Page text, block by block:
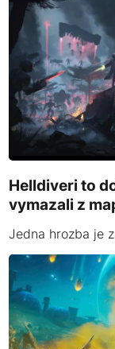
Helldiveri to
vymazali z
Jedna hrozba je